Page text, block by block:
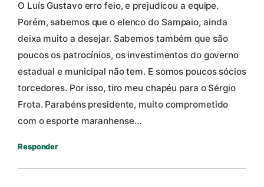
O Luís Gustavo erro feio, e prejudicou a equipe.
Porém, sabemos que o elenco do Sampaio, ainda
deixa muito a desejar. Sabemos também que são
poucos os patrocínios, os investimentos do governo
estadual e municipal não tem. E somos poucos sócios
torcedores. Por isso, tiro meu chapéu para o Sérgio
Frota. Parabéns presidente, muito comprometido
com o esporte maranhense…
Responder